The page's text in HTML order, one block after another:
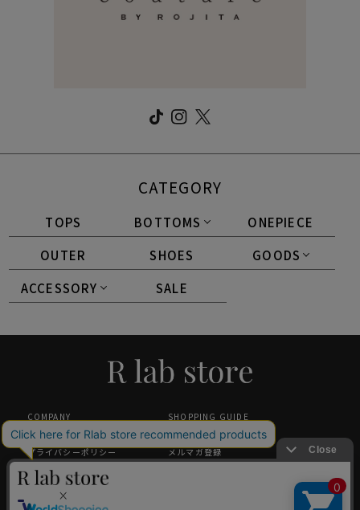
CATEGORY
TOPS BOTTOMS
ONEPIECE
OUTER
SHOES
GOODS
ACCESSORY
SALE
COMPANY
SHOPPING GUIDE
特定商取引法に基づく表記
返品・交換について
プライバシーポリシー
メルマガ登録
採用情報
中国小红书旗舰店（唯一官方）
GLOBAL SHOPPING GUIDANCE